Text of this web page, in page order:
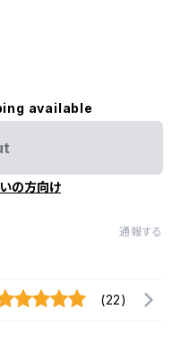
available
の方向け
通報する
(22)